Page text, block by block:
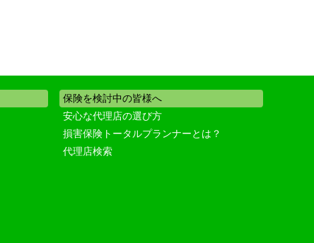
保険を検討中の皆様へ
安心な代理店の選び方
損害保険トータルプランナーとは？
代理店検索